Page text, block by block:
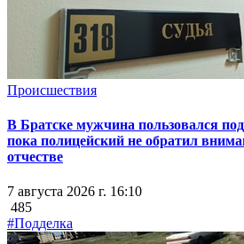
Происшествия
В Братске мужчина пользовался
пока полицейский не обратил
отчестве
7 августа 2026 г. 16:10
485
#Подделка